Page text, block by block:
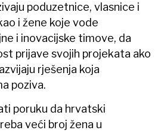
poduzetnice, vlasnice i
i žene koje vode
i inovacijske timove, da
prijave svojih projekata ako
rješenja koja
poziva.
poruku da hrvatski
veći broj žena u